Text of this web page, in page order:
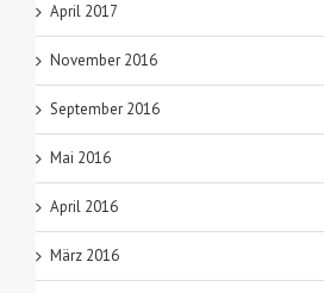
April 2017
November 2016
September 2016
Mai 2016
April 2016
März 2016